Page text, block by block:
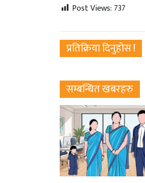
Post Views: 737
प्रतिक्रिया दिनुहोस !
सम्बन्धित खबरहरु